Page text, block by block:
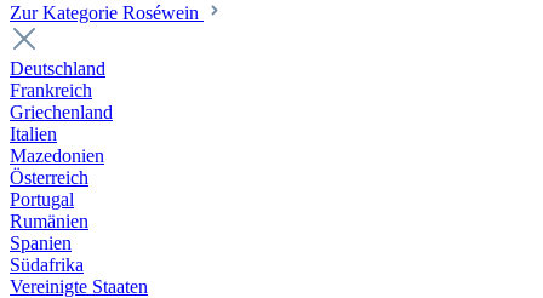
Zur Kategorie Roséwein
Deutschland
Frankreich
Griechenland
Italien
Mazedonien
Österreich
Portugal
Rumänien
Spanien
Südafrika
Vereinigte Staaten